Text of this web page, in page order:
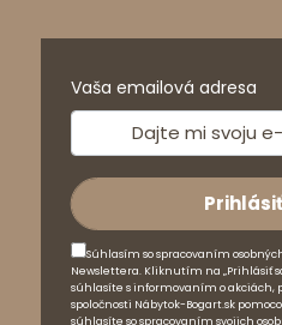
Vaša emailová adresa
Súhlasím so spracovaním
Newslettera. Kliknutím na „Prihlásiť
súhlasíte s informovaním o akciách,
spoločnosti Nábytok-Bogart.sk
súhlasíte so spracovaním svojich